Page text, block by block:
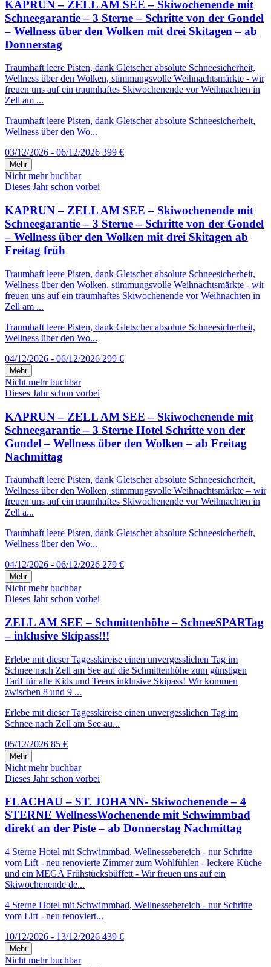
KAPRUN – ZELL AM SEE – Skiwochenende mit
Schneegarantie – 3 Sterne – Schritte von der Gondel
– Wellness über den Wolken mit drei Skitagen – ab
Donnerstag
Traumhaft leere Pisten, dank Gletscher absolute Schneesicherheit,
Wellness über den Wolken, stimmungsvolle Weihnachtsmärkte - wir
freuen uns auf ein traumhaftes Skiwochenende vor Weihnachten in
Zell am ...
Traumhaft leere Pisten, dank Gletscher absolute Schneesicherheit,
Wellness über den Wo...
03/12/2026 - 06/12/2026 399 €
Mehr
Nicht mehr buchbar
Dieses Jahr schon vorbei
KAPRUN – ZELL AM SEE – Skiwochenende mit
Schneegarantie – 3 Sterne – Schritte von der Gondel
– Wellness über den Wolken mit drei Skitagen ab
Freitag früh
Traumhaft leere Pisten, dank Gletscher absolute Schneesicherheit,
Wellness über den Wolken, stimmungsvolle Weihnachtsmärkte - wir
freuen uns auf ein traumhaftes Skiwochenende vor Weihnachten in
Zell am ...
Traumhaft leere Pisten, dank Gletscher absolute Schneesicherheit,
Wellness über den Wo...
04/12/2026 - 06/12/2026 299 €
Mehr
Nicht mehr buchbar
Dieses Jahr schon vorbei
KAPRUN – ZELL AM SEE – Skiwochenende mit
Schneegarantie – 3 Sterne Hotel Schritte von der
Gondel – Wellness über den Wolken – ab Freitag
Nachmittag
Traumhaft leere Pisten, dank Gletscher absolute Schneesicherheit,
Wellness über den Wolken, stimmungsvolle Weihnachtsmärkte – wir
freuen uns auf ein traumhaftes Skiwochenende vor Weihnachten in
Zell a...
Traumhaft leere Pisten, dank Gletscher absolute Schneesicherheit,
Wellness über den Wo...
04/12/2026 - 06/12/2026 279 €
Mehr
Nicht mehr buchbar
Dieses Jahr schon vorbei
ZELL AM SEE – Schmittenhöhe – SchneeSPARTag
– inklusive Skipass!!!
Erlebe mit dieser Tagesskireise einen unvergesslichen Tag im
Schnee nach Zell am See auf die Schmittenhöhe zum günstigen
Tarif für alle Kids und Teens inklusive Skipass! Wir kommen
zwischen 8 und 9 ...
Erlebe mit dieser Tagesskireise einen unvergesslichen Tag im
Schnee nach Zell am See au...
05/12/2026 85 €
Mehr
Nicht mehr buchbar
Dieses Jahr schon vorbei
FLACHAU – ST. JOHANN- Skiwochenende – 4
STERNE WellnessWochenende mit Schwimmbad
direkt an der Piste – ab Donnerstag Nachmittag
4 Sterne Hotel mit Schwimmbad, Wellnessebereich - nur Schritte
vom Lift - neu renovierte Zimmer zum Wohlfühlen - leckere Küche
und ein MEGA Frühstücksbüffett - Wir freuen uns auf ein
Skiwochenende de...
4 Sterne Hotel mit Schwimmbad, Wellnessebereich - nur Schritte
vom Lift - neu renoviert...
10/12/2026 - 13/12/2026 439 €
Mehr
Nicht mehr buchbar